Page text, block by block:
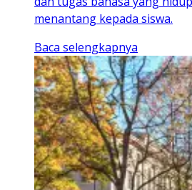
menantang kepada siswa.
Baca selengkapnya